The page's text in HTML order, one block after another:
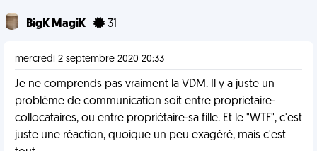
BigK MagiK 31
mercredi 2 septembre 2020 20:33
Je ne comprends pas vraiment la VDM. Il y a juste un
problème de communication soit entre proprietaire-
collocataires, ou entre propriétaire-sa fille. Et le "WTF", c'est
juste une réaction, quoique un peu exagéré, mais c'est